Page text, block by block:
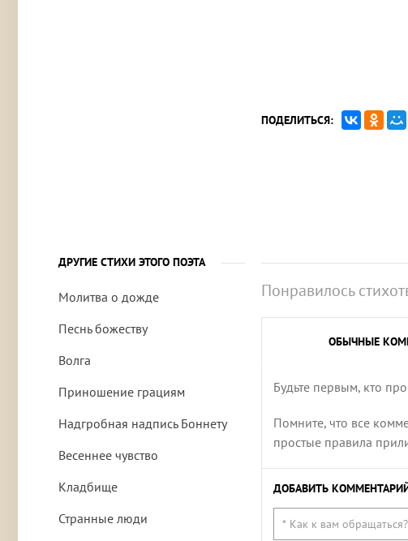
ПОДЕЛИТЬСЯ:
ДРУГИЕ СТИХИ ЭТОГО ПОЭТА
Молитва о дожде
Песнь божеству
Волга
Приношение грациям
Надгробная надпись Боннету
Весеннее чувство
Кладбище
Странные люди
Понравилось
ОБЫЧНЫЕ
Будьте первым, кто
Помните, что все
простые правила
ДОБАВИТЬ